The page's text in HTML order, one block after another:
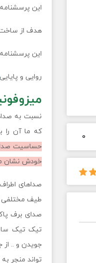
0
این
هدف از
این پرسشنامه دارای 6
روایی و پایایی
نسبت به
که ما آن
حساسیت
خودش نشان
صداهای
طیف مختلفی
صدای برف
تیک تیک
جویدن و .. از
تواند منجر